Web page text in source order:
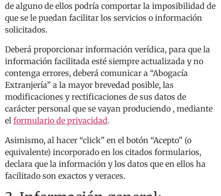
de alguno de ellos podría comportar la imposibilidad de
que se le puedan facilitar los servicios o información
solicitados.
Deberá proporcionar información verídica, para que la
información facilitada esté siempre actualizada y no
contenga errores, deberá comunicar a “Abogacía
Extranjería” a la mayor brevedad posible, las
modificaciones y rectificaciones de sus datos de
carácter personal que se vayan produciendo , mediante
el formulario de privacidad.
Asimismo, al hacer “click” en el botón “Acepto” (o
equivalente) incorporado en los citados formularios,
declara que la información y los datos que en ellos ha
facilitado son exactos y veraces.